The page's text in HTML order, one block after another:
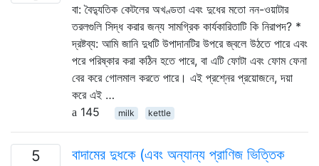
বা: বৈদ্যুতিক কেটলের অখণ্ডতা এবং দুধের মতো নন-ওয়াটার
তরলগুলি সিদ্ধ করার জন্য সামগ্রিক কার্যকারিতাটি কি নিরাপদ? *
দ্রষ্টব্য: আমি জানি দুধটি উপাদানটির উপরে জ্বলে উঠতে পারে এবং
পরে পরিষ্কার করা কঠিন হতে পারে, বা এটি ফোটা এবং ফোম ফেনা
বের করে গোলমাল করতে পারে। এই প্রশ্নের প্রয়োজনে, দয়া
করে এই …
145
milk kettle
5
বাদামের দুধকে (এবং অন্যান্য প্রাণিজ ভিত্তিক